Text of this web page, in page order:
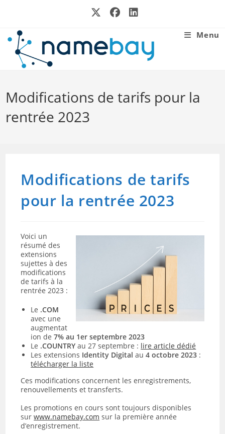
Menu
Modifications de tarifs pour la
rentrée 2023
Modifications de tarifs
pour la rentrée 2023
Voici un
résumé des
extensions
sujettes à des
modifications
de tarifs à la
rentrée 2023 :
Le .COM
avec une
augmentat
ion de7% au 1er septembre 2023
Le .COUNTRY au 27 septembre : lire article dédié
Les extensions Identity Digital au4 octobre 2023 :
télécharger la liste
Ces modifications concernent les enregistrements,
renouvellements et transferts.
Les promotions en cours sont toujours disponibles
surwww.namebay.com sur la première année
d’enregistrement.